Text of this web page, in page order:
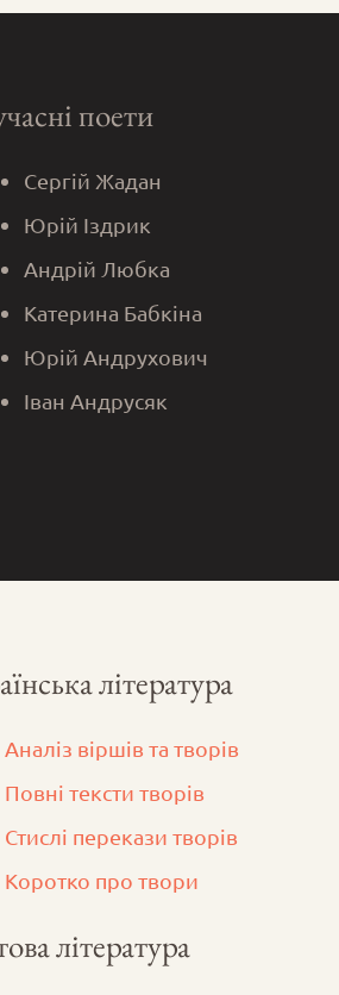
поети
Сергій Жадан
Юрій Іздрик
Андрій Любка
Катерина Бабкіна
Юрій Андрухович
Іван Андрусяк
література
Аналіз віршів та творів
Повні тексти творів
Стислі перекази творів
Коротко про твори
література